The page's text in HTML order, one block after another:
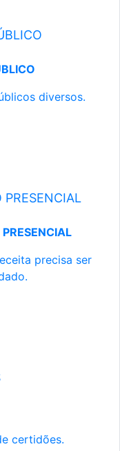
diversos.
PRESENCIAL
precisa ser
certidões.